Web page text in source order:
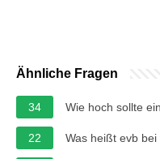
Ähnliche Fragen
34 Wie hoch sollte
22 Was heißt evb